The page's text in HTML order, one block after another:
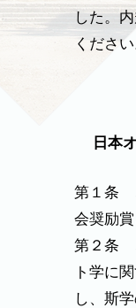
した。
ください
日本
第１条
会奨励賞
第２条
ト学に
し、斯